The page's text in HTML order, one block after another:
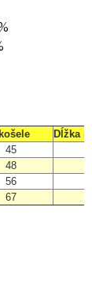
Dĺžka
45
48
56
67